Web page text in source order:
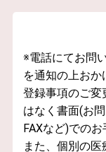
※電話にてお問
を通知の上おか
登録事項のご変
はなく書面(お
FAXなど)での
また、個別の